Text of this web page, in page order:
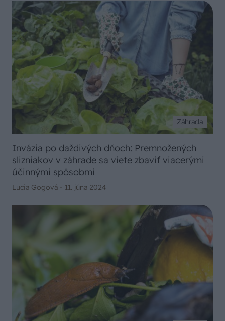
Záhrada
Invázia po daždivých dňoch: Premnožených
slizniakov v záhrade sa viete zbaviť viacerými
účinnými spôsobmi
Lucia Gogová - 11. júna 2024